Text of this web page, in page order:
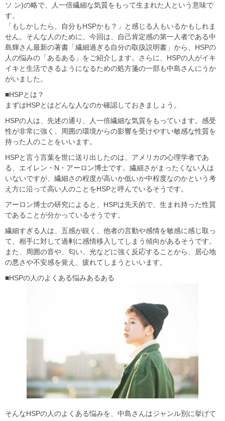
ソ ン)の略で、人一倍繊細な気質をもって生まれた人という意味で
す。
「もしかしたら、自分もHSPかも？」と感じる人もいるかもしれま
せん。そんな人のために、今回は、自己肯定感の第一人者である中
島輝さん最新の著書「繊細過ぎる自分の取扱説明書」から、HSPの
人の悩みの「あるある」をご紹介します。さらに、HSPの人がイキ
イキと生活できるようになるための処方箋の一部も中島さんにうか
がいました。
■HSPとは？
まずはHSPとはどんな人なのか確認しておきましょう。
HSPの人は、先述の通り、人一倍繊細な気質をもっています。感受
性が非常に強く、周囲の環境からの影響を受けやすい敏感な性質を
持った人のことをいいます。
HSPと言う言葉を世に送り出したのは、アメリカの心理学者であ
る、エイレン・N・アーロン博士です。繊細さがまったくない人は
いないですが、繊細さの程度が高いか低いか中程度なのかという考
え方に沿って高い人のことをHSPと呼んでいるそうです。
アーロン博士の研究によると、HSPは先天的で、生まれ持った性質
であることが分かっているそうです。
繊細すぎる人は、五感が鋭く、他者の言動や感情を敏感に感じ取っ
て、相手に対して過剰に感情移入してしまう傾向があるそうです。
また、周囲の音や、匂い、光などに強く反応することから、居心地
の悪さや不安感を覚え、疲れてしまうといいます。
■HSPの人のよくある悩みあるある
そんなHSPの人のよくある悩みを、中島さんはジャンル別に挙げて